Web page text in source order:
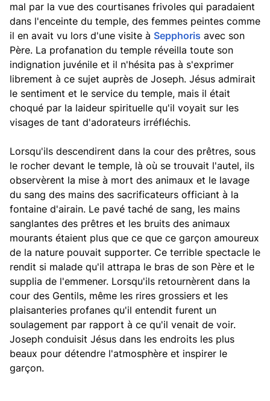
mal par la vue des courtisanes frivoles qui paradaient
dans l'enceinte du temple, des femmes peintes comme
il en avait vu lors d'une visite à Sepphoris avec son
Père. La profanation du temple réveilla toute son
indignation juvénile et il n'hésita pas à s'exprimer
librement à ce sujet auprès de Joseph. Jésus admirait
le sentiment et le service du temple, mais il était
choqué par la laideur spirituelle qu'il voyait sur les
visages de tant d'adorateurs irréfléchis.
Lorsqu'ils descendirent dans la cour des prêtres, sous
le rocher devant le temple, là où se trouvait l'autel, ils
observèrent la mise à mort des animaux et le lavage
du sang des mains des sacrificateurs officiant à la
fontaine d'airain. Le pavé taché de sang, les mains
sanglantes des prêtres et les bruits des animaux
mourants étaient plus que ce que ce garçon amoureux
de la nature pouvait supporter. Ce terrible spectacle le
rendit si malade qu'il attrapa le bras de son Père et le
supplia de l'emmener. Lorsqu'ils retournèrent dans la
cour des Gentils, même les rires grossiers et les
plaisanteries profanes qu'il entendit furent un
soulagement par rapport à ce qu'il venait de voir.
Joseph conduisit Jésus dans les endroits les plus
beaux pour détendre l'atmosphère et inspirer le
garçon.